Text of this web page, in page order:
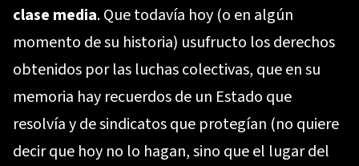
clase media. Que todavía hoy (o en algún
momento de su historia) usufructo los derechos
obtenidos por las luchas colectivas, que en su
memoria hay recuerdos de un Estado que
resolvía y de sindicatos que protegían (no quiere
decir que hoy no lo hagan, sino que el lugar del